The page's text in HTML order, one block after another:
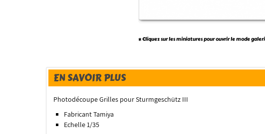
* Cliquez sur les miniatures pour ouvrir le mode
EN SAVOIR PLUS
Photodécoupe Grilles pour Sturmgeschütz III
Fabricant Tamiya
Echelle 1/35